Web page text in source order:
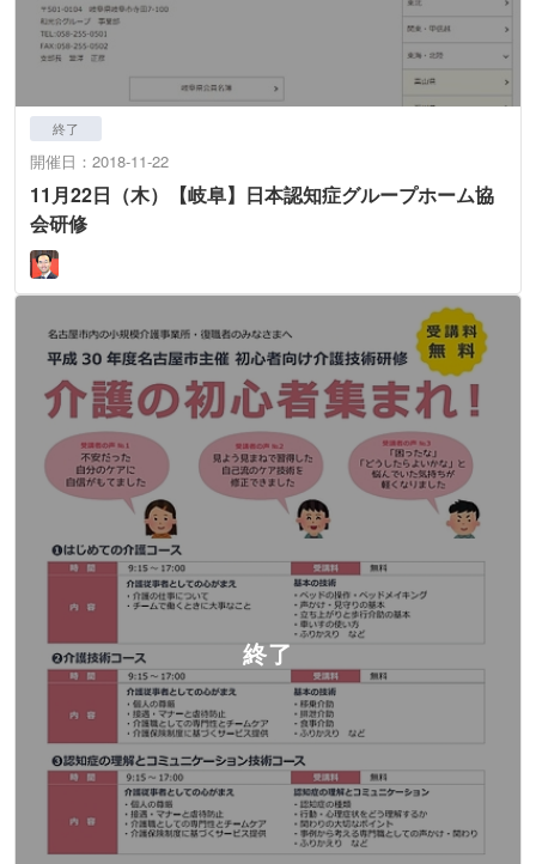
終了
開催日：2018-11-22
11月22日（木）【岐阜】日本認知症グループホーム協
会研修